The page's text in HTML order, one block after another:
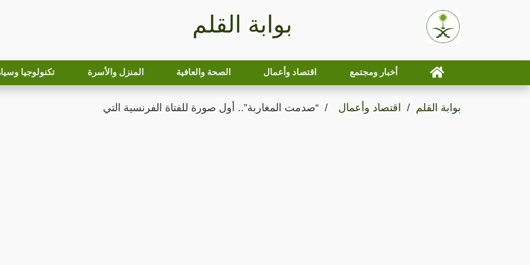
بوابة القلم
أخبار ومجتمع اقتصاد وأعمال الصحة والعافية المنزل والأسرة تكنولوجيا
بوابة القلم اقتصاد وأعمال “صدمت المغاربة”.. أول صورة للفتاة الفرنسية التي